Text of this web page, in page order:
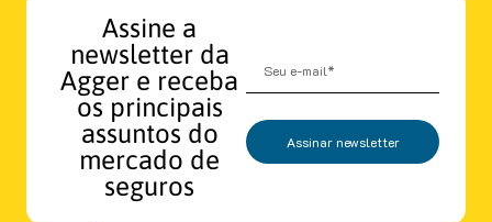
Assine a
newsletter da
Agger e receba
os principais
assuntos do
mercado de
seguros
Assinar newsletter